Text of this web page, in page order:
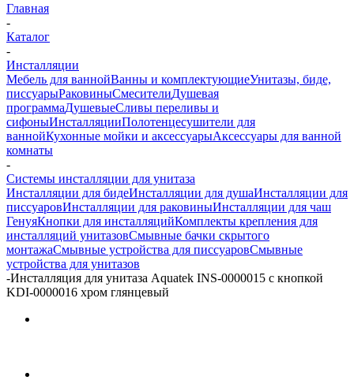
Главная
-
Каталог
-
Инсталляции
Мебель для ваннойВанны и комплектующиеУнитазы, биде,
писсуарыРаковиныСмесителиДушевая
программаДушевыеСливы переливы и
сифоныИнсталляцииПолотенцесушители для
ваннойКухонные мойки и аксессуарыАксессуары для ванной
комнаты
-
Системы инсталляции для унитаза
Инсталляции для бидеИнсталляции для душаИнсталляции для
писсуаровИнсталляции для раковиныИнсталляции для чаш
ГенуяКнопки для инсталляцийКомплекты крепления для
инсталляций унитазовСмывные бачки скрытого
монтажаСмывные устройства для писсуаровСмывные
устройства для унитазов
-Инсталляция для унитаза Aquatek INS-0000015 с кнопкой
KDI-0000016 хром глянцевый